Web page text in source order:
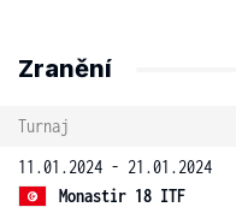
Zranění
Turnaj
11.01.2024 - 21.01.2024
Monastir 18 ITF